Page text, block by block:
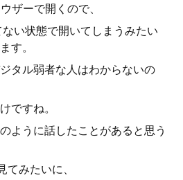
ザーで開くので、
い状態で開いてしまうみたい
す。
タル弱者な人はわからないの
ですね。
ように話したことがあると思う
てみたいに、